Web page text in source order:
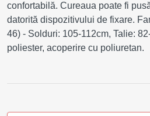
confortabilă. Cureaua poate fi
datorită dispozitivului de fixare.
46) - Solduri: 105-112cm, Talie:
poliester, acoperire cu poliuretan.